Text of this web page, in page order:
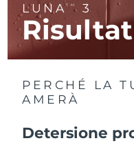
LUNATM 3
PERCHÉ LA
AMERÀ
Detersione
RAS di Macao
Malaysia
Malta
Messico